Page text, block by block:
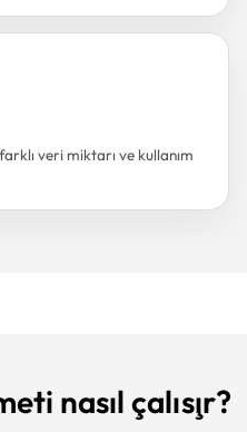
veri miktarı ve kullanım
nasıl çalışır?